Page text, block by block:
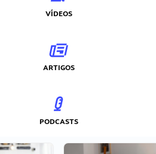
VÍDEOS
ARTIGOS
PODCASTS